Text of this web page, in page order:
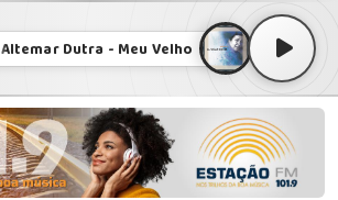
Altemar Dutra - Meu Velho